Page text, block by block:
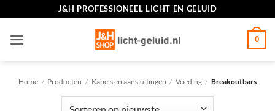
inhoud
J&H PROFESSIONEEL LICHT EN GELUID
0
Home / Producten / Kabels en aansluitingen / Voeding / Breakoutbars